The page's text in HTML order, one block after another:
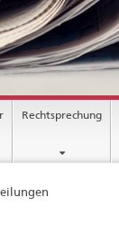
Rechtsprechung